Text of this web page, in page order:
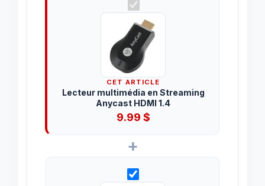
CET ARTICLE
Lecteur multimédia en Streaming
Anycast HDMI 1.4
9.99 $
+